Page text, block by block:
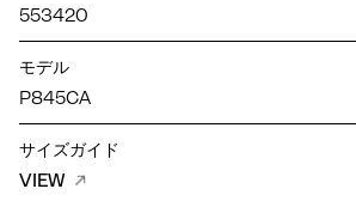
553420
モデル
P845CA
サイズガイド
VIEW